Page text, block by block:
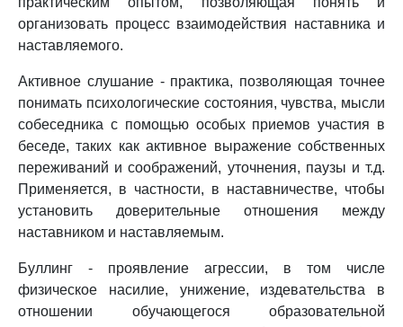
организовать процесс взаимодействия наставника и
наставляемого.
Активное слушание - практика, позволяющая точнее
понимать психологические состояния, чувства, мысли
собеседника с помощью особых приемов участия в
беседе, таких как активное выражение собственных
переживаний и соображений, уточнения, паузы и т.д.
Применяется, в частности, в наставничестве, чтобы
установить доверительные отношения между
наставником и наставляемым.
Буллинг - проявление агрессии, в том числе
физическое насилие, унижение, издевательства в
отношении обучающегося образовательной